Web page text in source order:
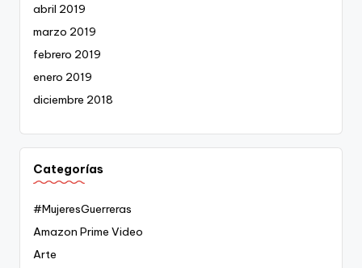
abril 2019
marzo 2019
febrero 2019
enero 2019
diciembre 2018
Categorías
#MujeresGuerreras
Amazon Prime Video
Arte